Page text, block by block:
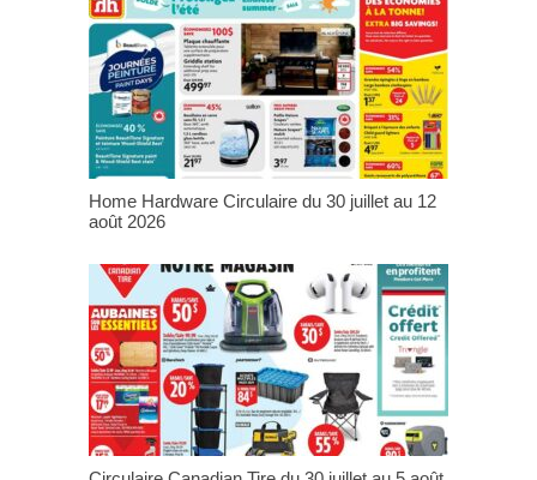
Home Hardware Circulaire du 30 juillet au 12
août 2026